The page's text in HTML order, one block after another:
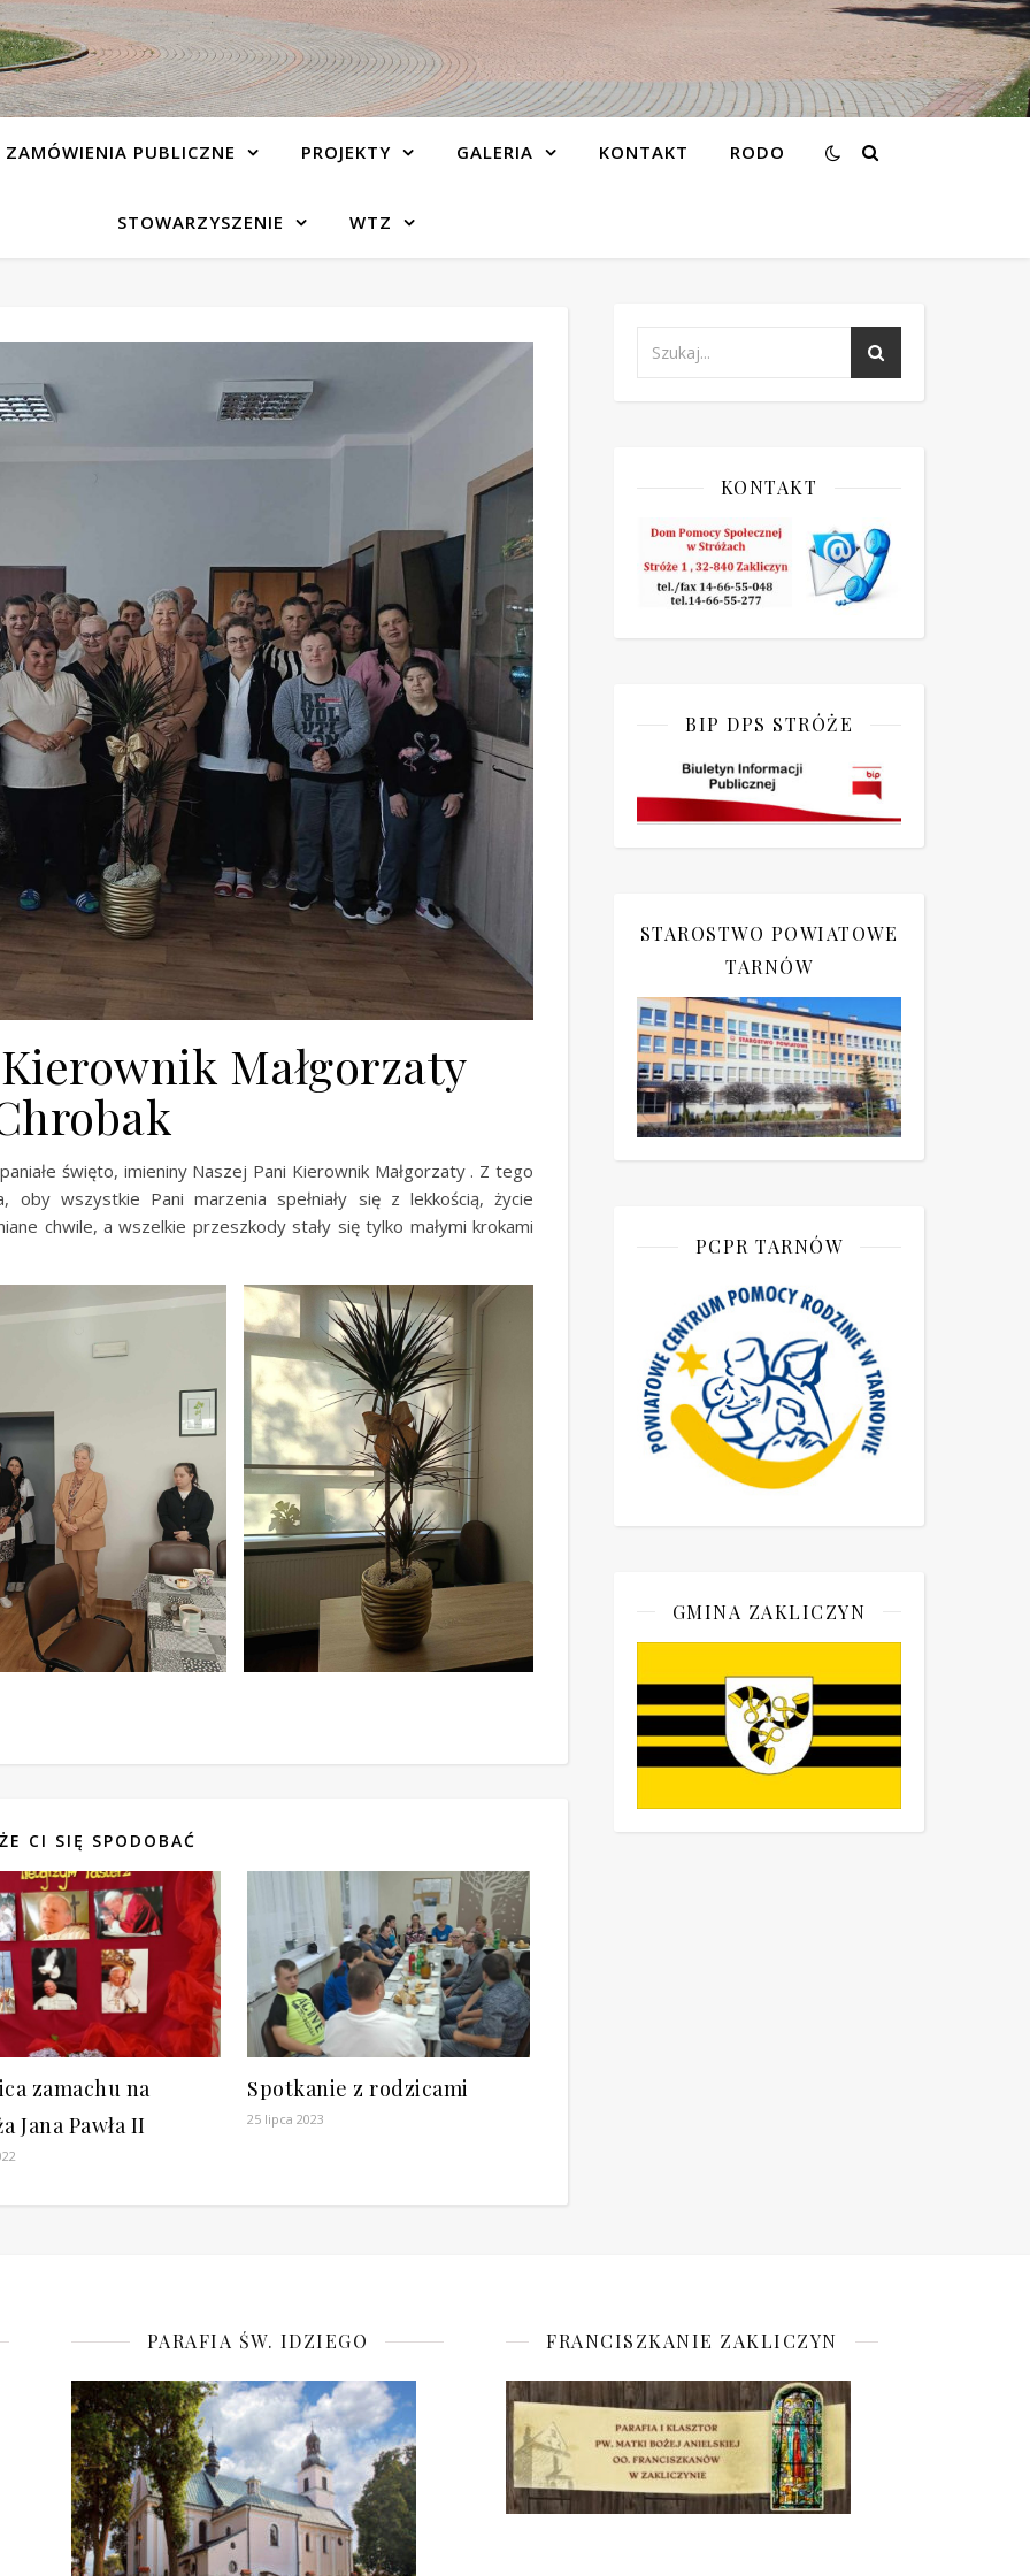
ZAMÓWIENIA PUBLICZNE PROJEKTY GALERIA KONTAKT RODO
STOWARZYSZENIE WTZ
Małgorzaty
święto, imieniny Naszej Pani Kierownik Małgorzaty . Z tego
oby wszystkie Pani marzenia spełniały się z lekkością, życie
chwile, a wszelkie przeszkody stały się tylko małymi krokami
CI SIĘ SPODOBAĆ
zamachu na
Jana Pawła II
Spotkanie z rodzicami
25 lipca 2023
KONTAKT
BIP DPS STRÓŻE
STAROSTWO POWIATOWE
TARNÓW
PCPR TARNÓW
GMINA ZAKLICZYN
PARAFIA ŚW. IDZIEGO FRANCISZKANIE ZAKLICZYN